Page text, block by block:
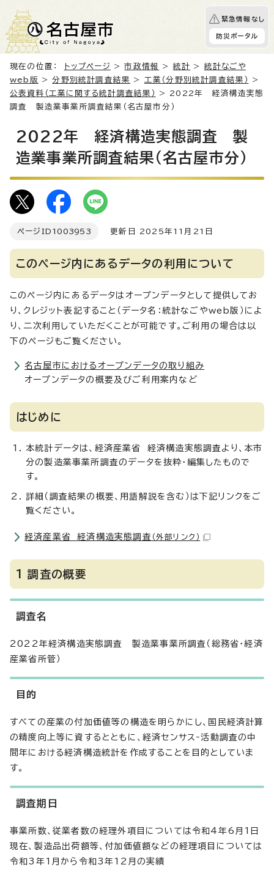
緊急情報なし
防災ポータル
現在の位置： トップページ >市政情報 > 統計 > 統計なごや
web版 >分野別統計調査結果 > 工業（分野別統計調査結果）
>
公表資料（工業に関する統計調査結果）
> 2022年 経済構造実態
調査 製造業事業所調査結果（名古屋市分）
2022年 経済構造実態調査 製
造業事業所調査結果（名古屋市分）
ページID 1003953 更新日 2025年11月21日
このページ内にあるデータの利用について
このページ内にあるデータはオープンデータとして提供してお
り、クレジット表記すること（データ名：統計なごやweb版）によ
り、二次利用していただくことが可能です。ご利用の場合は以
下のページもご覧ください。
名古屋市におけるオープンデータの取り組み
オープンデータの概要及びご利用案内など
はじめに
本統計データは、経済産業省 経済構造実態調査より、本市
分の製造業事業所調査のデータを抜粋・編集したもので
す。
詳細（調査結果の概要、用語解説を含む）は下記リンクをご
覧ください。
経済産業省 経済構造実態調査 （外部リンク）
1 調査の概要
調査名
2022年経済構造実態調査 製造業事業所調査（総務省・経済
産業省所管）
目的
すべての産業の付加価値等の構造を明らかにし、国民経済計算
の精度向上等に資するとともに、経済センサス‐活動調査の中
間年における経済構造統計を作成することを目的としていま
す。
調査期日
事業所数、従業者数の経理外項目については令和4年6月1日
現在、製造品出荷額等、付加価値額などの経理項目については
令和3年1月から令和3年12月の実績